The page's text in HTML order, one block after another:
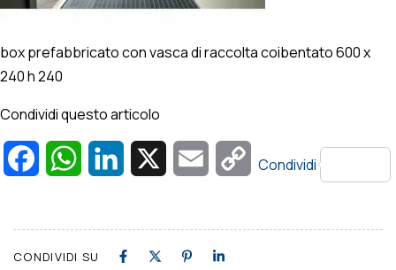
box prefabbricato con vasca di raccolta coibentato 600 x
240 h 240
Condividi questo articolo
FacebookWhatsAppLinkedIn Email
Copy
Condividi
CONDIVIDI SU